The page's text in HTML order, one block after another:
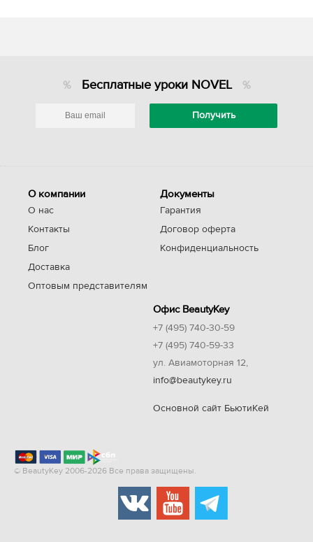
Бесплатные уроки NOVEL
О компании
О нас
Контакты
Блог
Доставка
Оптовым представителям
Документы
Гарантия
Договор оферта
Конфиденциальность
Офис BeautyKey
+7 (495) 740-30-59
+7 (495) 740-59-33
ул. Авиамоторная 12,
info@beautykey.ru
Основной сайт БьютиКей
© BeautyKey 2006-2026 Все права защищены.